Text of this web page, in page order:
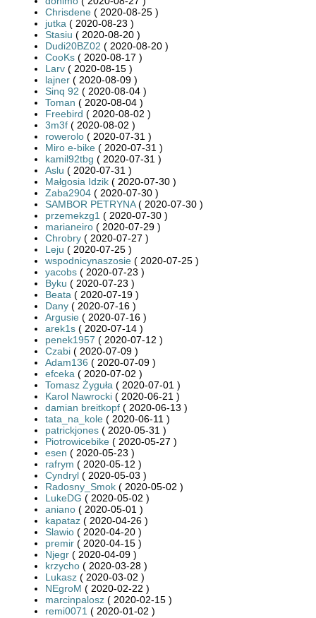
Chrisdene ( 2020-08-25 )
jutka ( 2020-08-23 )
Stasiu ( 2020-08-20 )
Dudi20BZ02 ( 2020-08-20 )
CooKs ( 2020-08-17 )
Larv ( 2020-08-15 )
lajner ( 2020-08-09 )
Sinq 92 ( 2020-08-04 )
Toman ( 2020-08-04 )
Freebird ( 2020-08-02 )
3m3f ( 2020-08-02 )
rowerolo ( 2020-07-31 )
Miro e-bike ( 2020-07-31 )
kamil92tbg ( 2020-07-31 )
Aslu ( 2020-07-31 )
Małgosia Idzik ( 2020-07-30 )
Zaba2904 ( 2020-07-30 )
SAMBOR PETRYNA( 2020-07-30 )
przemekzg1 ( 2020-07-30 )
marianeiro ( 2020-07-29 )
Chrobry ( 2020-07-27 )
Leju ( 2020-07-25 )
wspodnicynaszosie ( 2020-07-25 )
yacobs ( 2020-07-23 )
Byku ( 2020-07-23 )
Beata ( 2020-07-19 )
Dany ( 2020-07-16 )
Argusie ( 2020-07-16 )
arek1s ( 2020-07-14 )
penek1957 ( 2020-07-12 )
Czabi ( 2020-07-09 )
Adam136 ( 2020-07-09 )
efceka ( 2020-07-02 )
Tomasz Żyguła ( 2020-07-01 )
Karol Nawrocki ( 2020-06-21 )
damian breitkopf ( 2020-06-13 )
tata_na_kole ( 2020-06-11 )
patrickjones ( 2020-05-31 )
Piotrowicebike ( 2020-05-27 )
esen ( 2020-05-23 )
rafrym ( 2020-05-12 )
Cyndryl ( 2020-05-03 )
Radosny_Smok ( 2020-05-02 )
LukeDG ( 2020-05-02 )
aniano ( 2020-05-01 )
kapataz ( 2020-04-26 )
Slawio ( 2020-04-20 )
premir ( 2020-04-15 )
Njegr ( 2020-04-09 )
krzycho ( 2020-03-28 )
Lukasz ( 2020-03-02 )
NEgroM ( 2020-02-22 )
marcinpalosz ( 2020-02-15 )
remi0071 ( 2020-01-02 )